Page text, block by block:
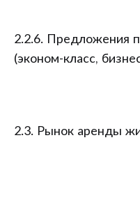
2.2.6. Предложения
(эконом-класс,
2.3. Рынок аренды